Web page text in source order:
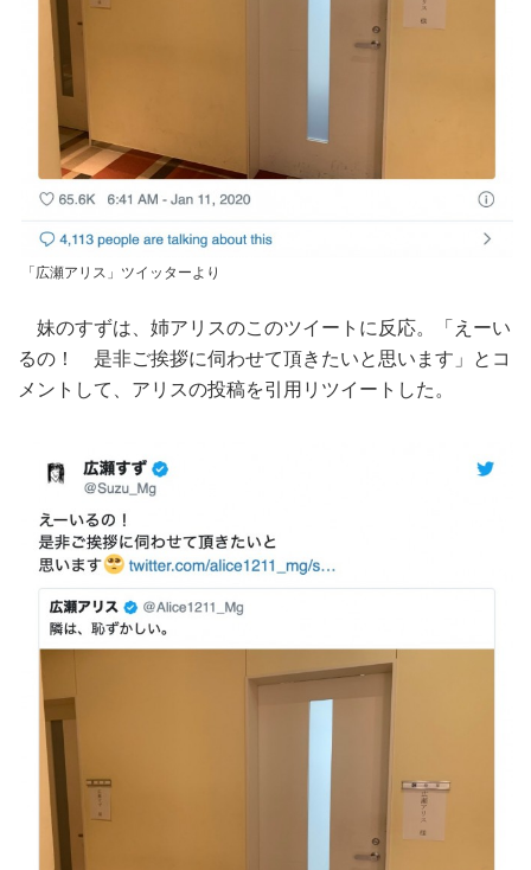
「広瀬アリス」ツイッターより
妹のすずは、姉アリスのこのツイートに反応。「えーい
るの！ 是非ご挨拶に伺わせて頂きたいと思います」とコ
メントして、アリスの投稿を引用リツイートした。